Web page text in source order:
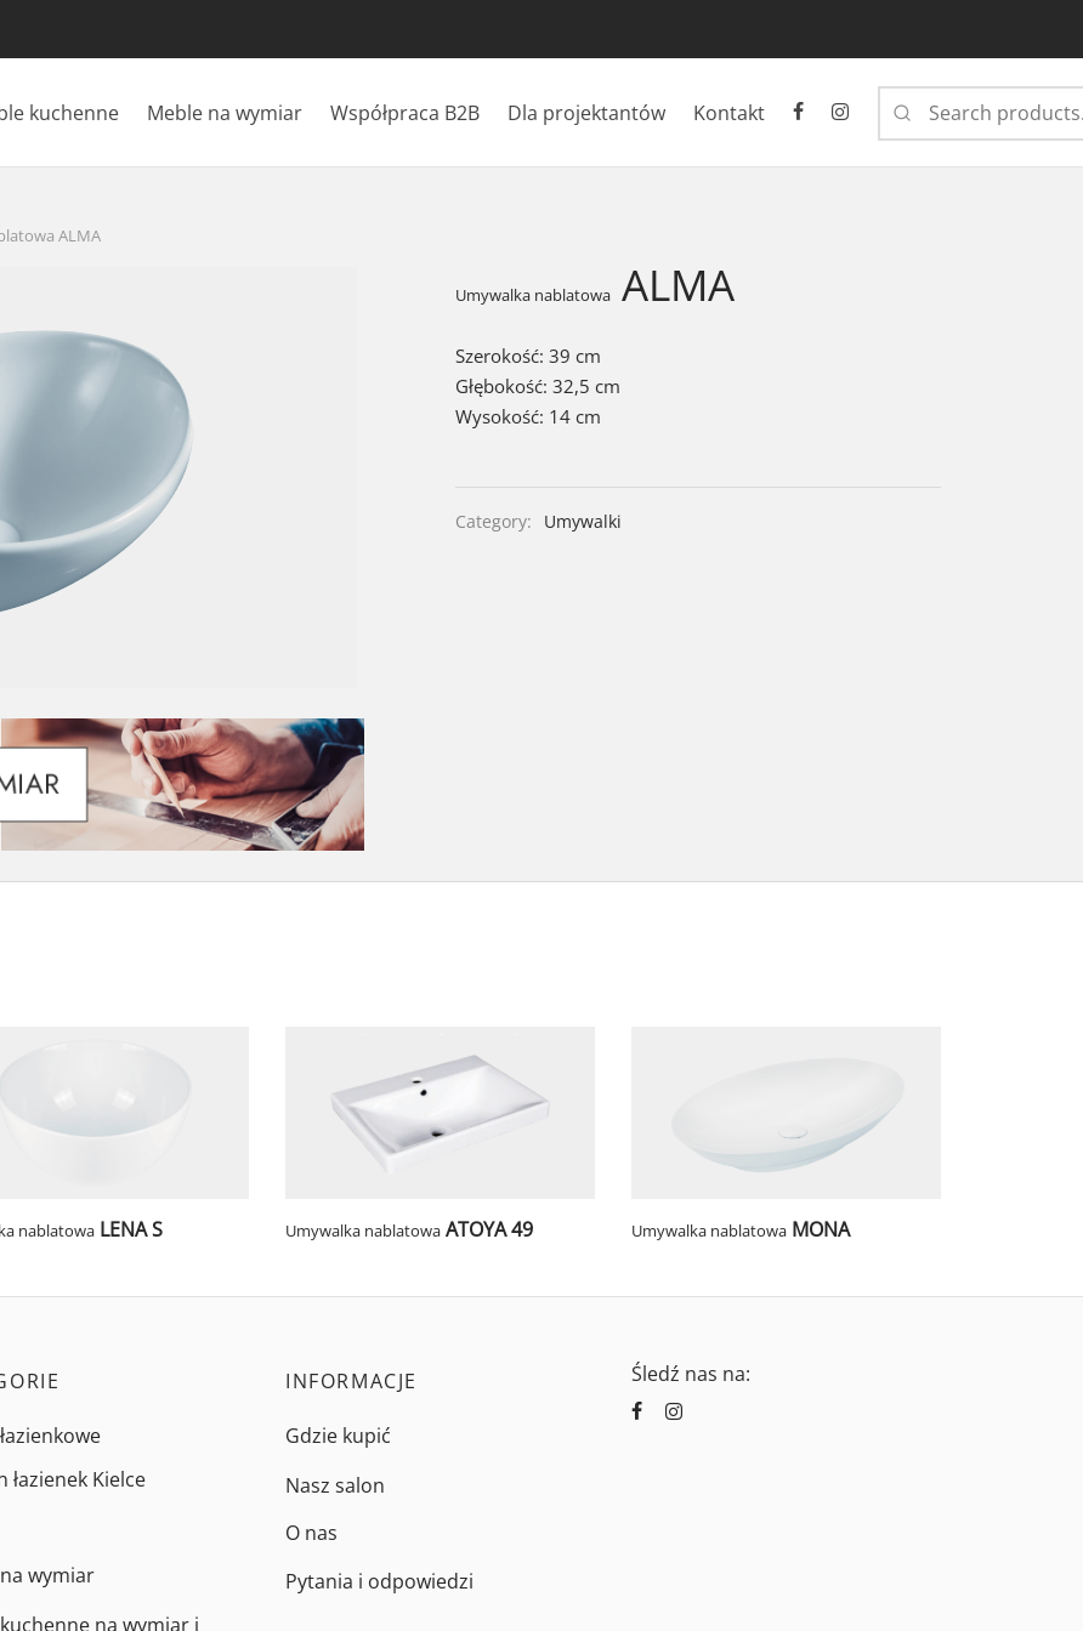
kuchenne Meble na wymiar Współpraca B2B Dla projektantów Kontakt
ALMA
Umywalka nablatowa ALMA
Szerokość: 39 cm
Głębokość: 32,5 cm
Wysokość: 14 cm
Category: Umywalki
nablatowa LENA S Umywalka nablatowa ATOYA 49 Umywalka nablatowa MONA
łazienek Kielce
wymiar
na wymiar i
INFORMACJE
Gdzie kupić
Nasz salon
O nas
Pytania i odpowiedzi
Śledź nas na: